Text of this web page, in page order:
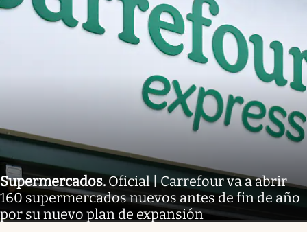
Supermercados. Oficial | Carrefour va a abrir
160 supermercados nuevos antes de fin de año
por su nuevo plan de expansión